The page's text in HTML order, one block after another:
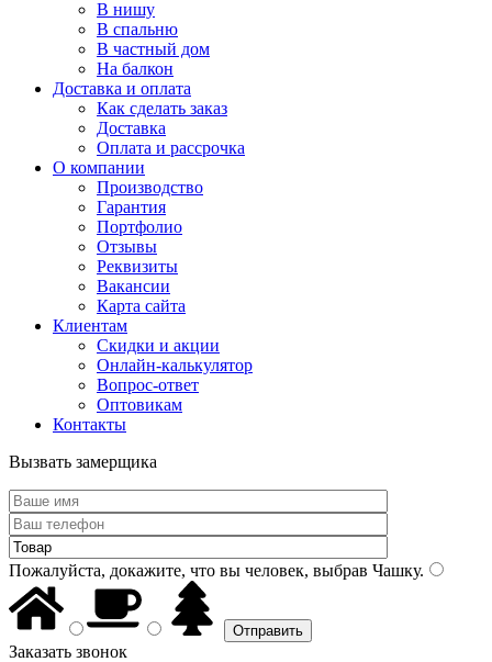
В нишу
В спальню
В частный дом
На балкон
Доставка и оплата
Как сделать заказ
Доставка
Оплата и рассрочка
О компании
Производство
Гарантия
Портфолио
Отзывы
Реквизиты
Вакансии
Карта сайта
Клиентам
Скидки и акции
Онлайн-калькулятор
Вопрос-ответ
Оптовикам
Контакты
Вызвать замерщика
Пожалуйста, докажите, что вы человек, выбрав Чашку.
Заказать звонок